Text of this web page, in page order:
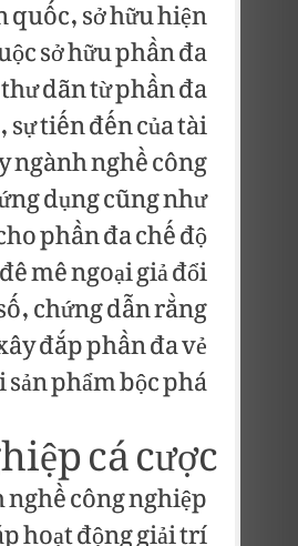
sở hữu hiện
sở hữu phần đa
dãn từ phần đa
tiến đến của tài
nghề công
dụng cũng như
phần đa chế độ
mê ngoại giả đổi
chứng dẫn rằng
đắp phần đa vẻ
phẩm bộc phá.
cá cược
công nghiệp